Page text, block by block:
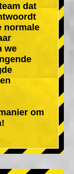
dat
normale
we
om